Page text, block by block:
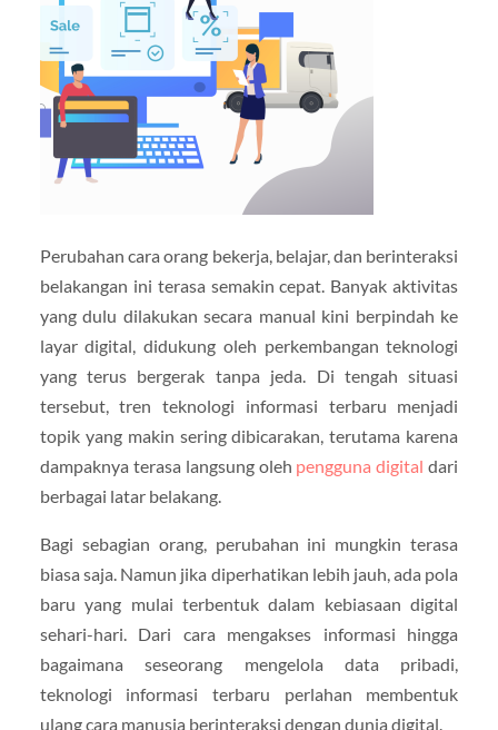
Perubahan cara orang bekerja, belajar, dan berinteraksi
belakangan ini terasa semakin cepat. Banyak aktivitas
yang dulu dilakukan secara manual kini berpindah ke
layar digital, didukung oleh perkembangan teknologi
yang terus bergerak tanpa jeda. Di tengah situasi
tersebut, tren teknologi informasi terbaru menjadi
topik yang makin sering dibicarakan, terutama karena
dampaknya terasa langsung oleh pengguna digital dari
berbagai latar belakang.
Bagi sebagian orang, perubahan ini mungkin terasa
biasa saja. Namun jika diperhatikan lebih jauh, ada pola
baru yang mulai terbentuk dalam kebiasaan digital
sehari-hari. Dari cara mengakses informasi hingga
bagaimana seseorang mengelola data pribadi,
teknologi informasi terbaru perlahan membentuk
ulang cara manusia berinteraksi dengan dunia digital.